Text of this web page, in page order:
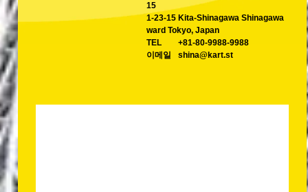
15
1-23-15 Kita-Shinagawa Shinagawa
ward Tokyo, Japan
TEL
+81-80-9988-9988
이메일
shina@kart.st